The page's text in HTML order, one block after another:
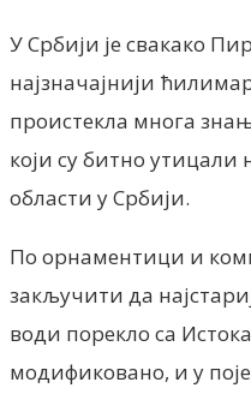
У Србији је свакако
најзначајнији
проистекла многа
који су битно
области у Србији.
По орнаментици и
закључити да
води порекло са
модификовано, и у